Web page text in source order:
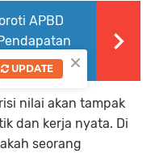
APBD
nilai akan tampak
dan kerja nyata. Di
seorang
×
UPDATE